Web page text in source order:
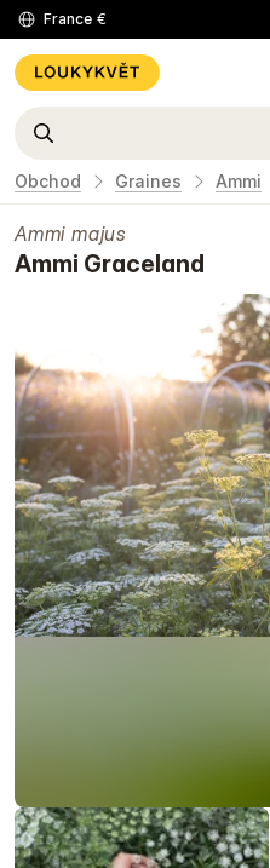
France €
Obchod Graines Ammi
Ammi majus
Ammi Graceland